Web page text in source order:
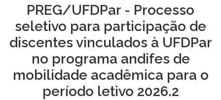
Ministério da Agricultura, Pecuária e Abastecimento
Ministério da Educação
Ministério da Cultura
PREG/UFDPar - Processo
seletivo para participação de
discentes vinculados à UFDPar
no programa andifes de
mobilidade acadêmica para o
período letivo 2026.2